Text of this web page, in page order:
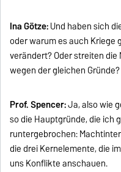
Ina Götze:Und haben sich
oder warum es auch Kriege
verändert? Oder streiten
wegen der gleichen Gründe?
Prof. Spencer:Ja, also wie
so die Hauptgründe, die ich
runtergebrochen:
die drei Kernelemente, die
uns Konflikte anschauen.